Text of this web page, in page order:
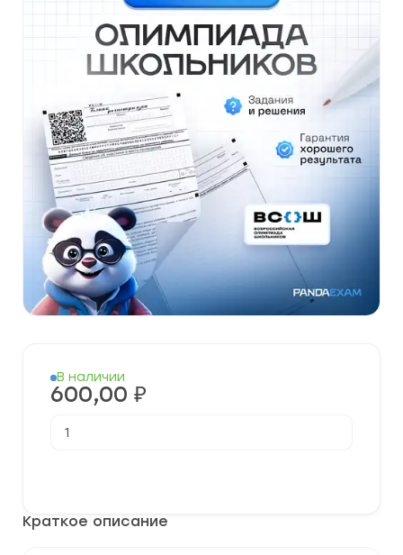
Краткое описание
В наличии
600,00 ₽
товара
Русскому